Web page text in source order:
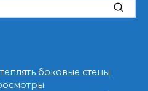
боковые стены